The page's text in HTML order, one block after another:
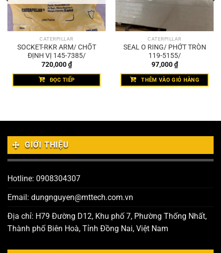
CATERPILLAR
SOCKET-RKR ARM/ CHỐT
ĐỊNH VỊ 145-7385/
720,000₫
ĐỌC TIẾP
CATERPILLAR
SEAL O RING/ PHỚT TRÒN
119-5155/
97,000₫
THÊM VÀO GIỎ HÀNG
GIỚI THIỆU
Hotline: 0908304307
Email: dungnguyen@mttech.com.vn
Địa chỉ: H79 Đường D12, Khu phố 7, Phường Thống Nhất,
Thành phố Biên Hoà, Tỉnh Đồng Nai, Việt Nam